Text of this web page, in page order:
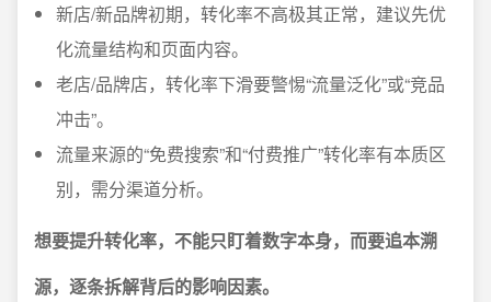
新店/新品牌初期，转化率不高极其正常，建议先优
化流量结构和页面内容。
老店/品牌店，转化率下滑要警惕“流量泛化”或“竞品
冲击”。
流量来源的“免费搜索”和“付费推广”转化率有本质区
别，需分渠道分析。
想要提升转化率，不能只盯着数字本身，而要追本溯
源，逐条拆解背后的影响因素。